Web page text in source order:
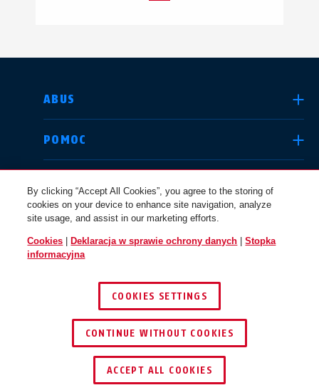
ABUS
POMOC
KWESTIE PRAWNE
© 2026 ABUS
WYBIERZ KRAJ
International USA
Canada
Österreich
Nederland
By clicking “Accept All Cookies”, you agree to the storing of
cookies on your device to enhance site navigation, analyze
site usage, and assist in our marketing efforts.
Cookies Deklaracja w sprawie ochrony danych |Stopka
informacyjna
COOKIES SETTINGS
CONTINUE WITHOUT COOKIES
ACCEPT ALL COOKIES